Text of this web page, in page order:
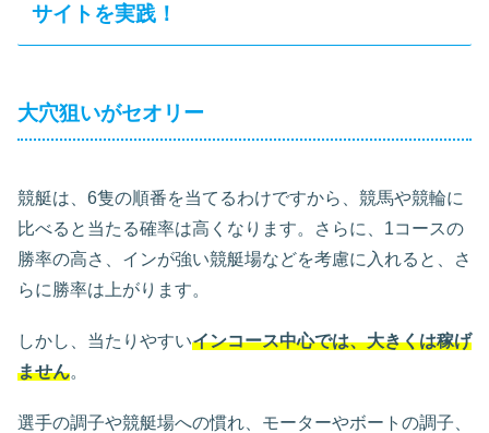
サイトを実践！
大穴狙いがセオリー
競艇は、6隻の順番を当てるわけですから、競馬や競輪に
比べると当たる確率は高くなります。さらに、1コースの
勝率の高さ、インが強い競艇場などを考慮に入れると、さ
らに勝率は上がります。
しかし、当たりやすいインコース中心では、大きくは稼げ
ません。
選手の調子や競艇場への慣れ、モーターやボートの調子、